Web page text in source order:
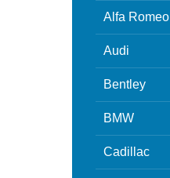
Alfa Romeo
Audi
Bentley
BMW
Cadillac